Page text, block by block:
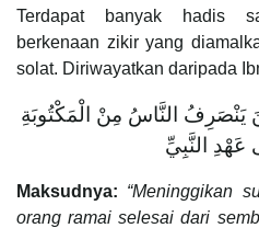
Terdapat banyak hadis
berkenaan zikir yang
solat. Diriwayatkan daripada
يَنْصَرِفُ النَّاسُ مِنْ الْمَكْتُوبَةِ
عَهْدِ النَّبِيِّ
Maksudnya: “Meninggikan
orang ramai selesai dari